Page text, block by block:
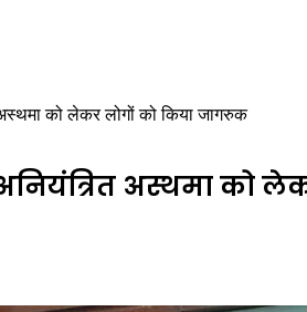
को लेकर लोगों को किया जागरुक
अस्थमा को